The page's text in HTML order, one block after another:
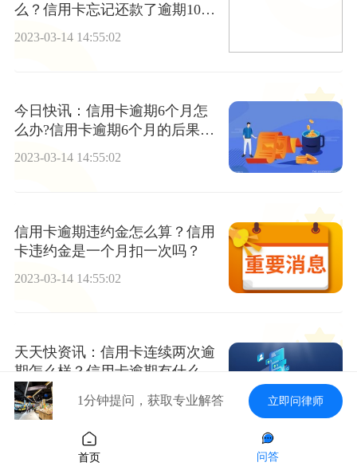
么？信用卡忘记还款了逾期10天
了后果什么样?
2023-03-14 14:55:02
今日快讯：信用卡逾期6个月怎
么办?信用卡逾期6个月的后果是
什么？
2023-03-14 14:55:02
信用卡逾期违约金怎么算？信用
卡违约金是一个月扣一次吗？
2023-03-14 14:55:02
天天快资讯：信用卡连续两次逾
期怎么样？信用卡逾期有什么后
果？
2023-03-14 14:55:021分钟提问，获取专业解答 立即问律师
首页 问答